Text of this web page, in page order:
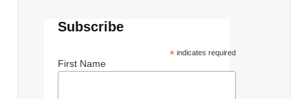
Subscribe
* indicates required
First Name